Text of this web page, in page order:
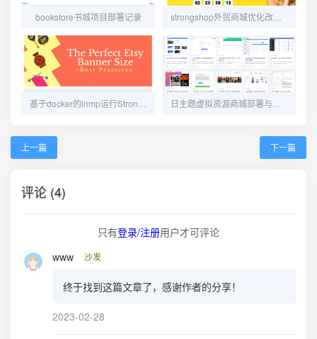
bookstore书城项目部署记录
上一篇 下一篇
评论 (4)
只有登录/注册用户才可评论
www
沙发
终于找到这篇文章了，感谢作者的分享！
2023-02-28